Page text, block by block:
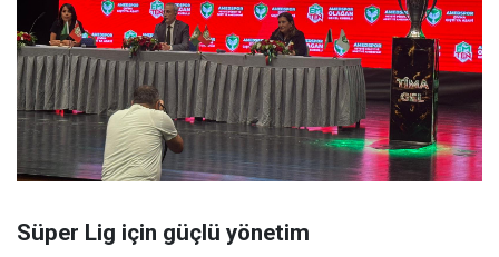
Süper Lig için güçlü yönetim